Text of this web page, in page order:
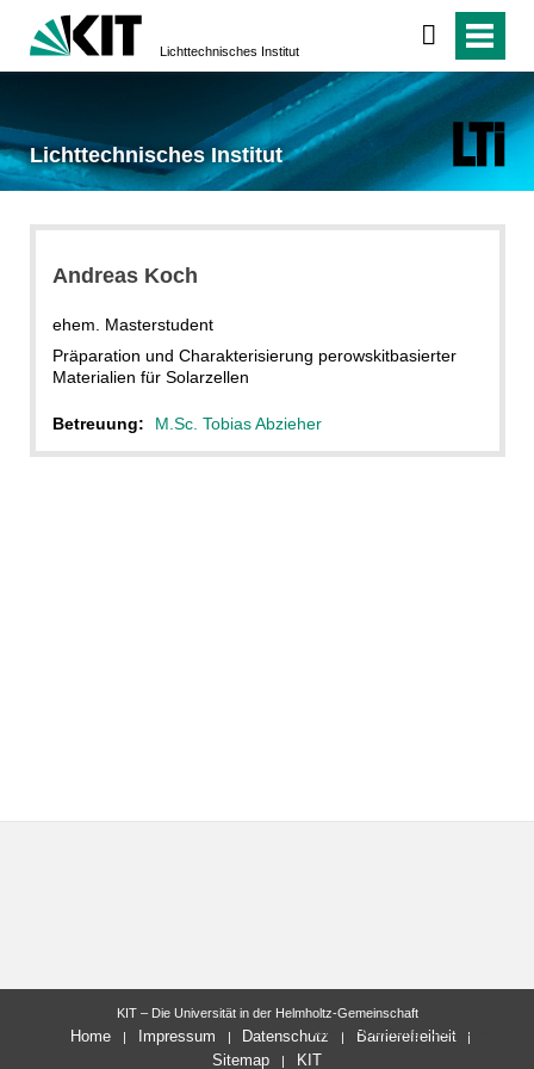
Lichttechnisches Institut
Lichttechnisches Institut
Andreas Koch
ehem. Masterstudent
Präparation und Charakterisierung perowskitbasierter
Materialien für Solarzellen
Betreuung: M.Sc. Tobias Abzieher
letzte Änderung: 10.11.2021
KIT – Die Universität in der Helmholtz-Gemeinschaft
Home Impressum Datenschutz
Barrierefreiheit
Sitemap
KIT